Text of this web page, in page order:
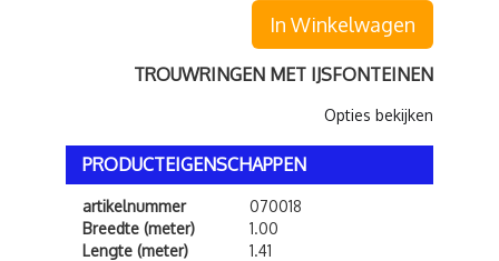
In Winkelwagen
TROUWRINGEN MET IJSFONTEINEN
Opties bekijken
PRODUCTEIGENSCHAPPEN
artikelnummer
070018
Breedte (meter)
1.00
Lengte (meter)
1.41